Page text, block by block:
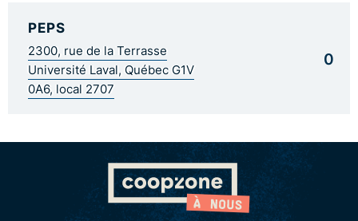
PEPS
2300, rue de la Terrasse
Université Laval, Québec G1V
0A6, local 2707
0